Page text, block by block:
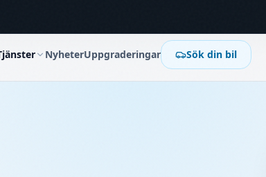
NyheterUppgraderingar Sök din bil